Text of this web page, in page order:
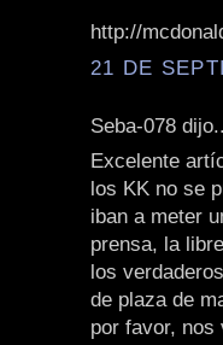
http://
21 DE
Seba-078
Excelente
los KK no se
iban a meter
prensa, la
los
de plaza de
por favor, nos